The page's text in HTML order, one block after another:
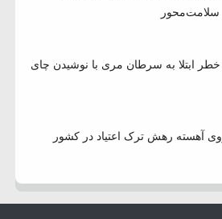
خطر ابتلا به سرطان مری با نوشیدن چای
آهسته رهش ترک اعتیاد در کشور